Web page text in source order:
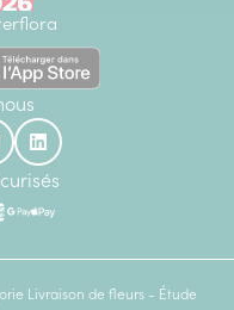
Livraison de fleurs - Étude